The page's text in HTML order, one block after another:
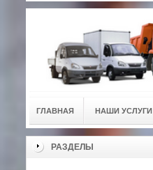
ГЛАВНАЯ НАШИ УСЛУГИ
РАЗДЕЛЫ